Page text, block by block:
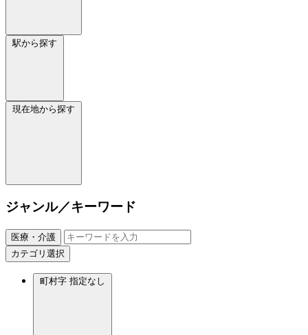
駅から探す
現在地から探す
ジャンル／キーワード
医療・介護
カテゴリ選択
町村字 指定なし